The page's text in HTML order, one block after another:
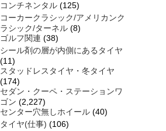
コンチネンタル (125)
コーカークラシック/アメリカンク
ラシック/ターネル (8)
ゴルフ関連 (38)
シール剤の層が内側にあるタイヤ
(11)
スタッドレスタイヤ・冬タイヤ
(174)
セダン・クーペ・ステーションワ
ゴン (2,227)
センター穴無しホイール (40)
タイヤ(仕事) (106)